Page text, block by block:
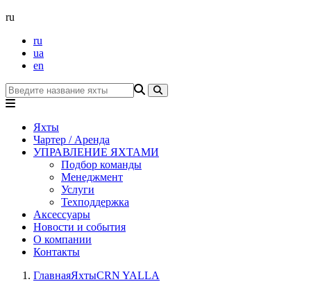
ru
ru
ua
en
Яхты
Чартер / Аренда
УПРАВЛЕНИЕ ЯХТАМИ
Подбор команды
Менеджмент
Услуги
Техподдержка
Аксессуары
Новости и события
О компании
Контакты
ГлавнаяЯхтыCRN YALLA